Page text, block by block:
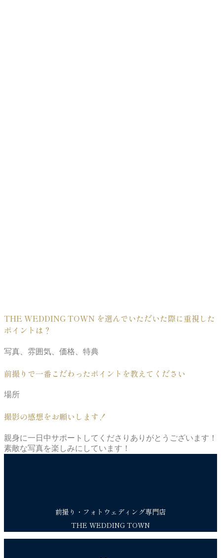
THE WEDDING TOWN を選んでいただいた際に重視した
ポイントは？
写真、雰囲気、価格、特典
前撮りで一番こだわったポイントを教えてください
場所
撮影の感想をお願いします！
親身に一日中サポートしてくださりありがとうございます！
素敵な写真を楽しみにしています！
前撮り・フォトウェディング専門店
THE WEDDING TOWN